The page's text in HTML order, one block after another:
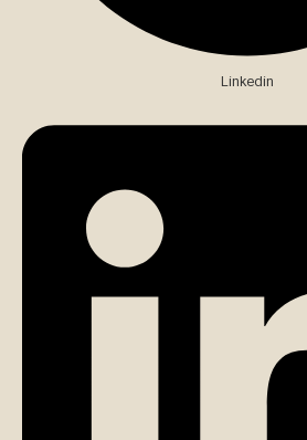
Linkedin